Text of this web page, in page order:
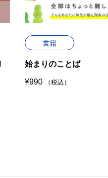
書籍
始まりのことば
¥990 （税込）